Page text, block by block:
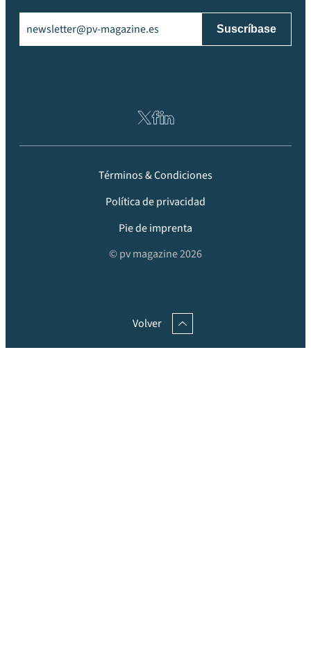
Términos & Condiciones
Política de privacidad
Pie de imprenta
© pv magazine 2026
Volver